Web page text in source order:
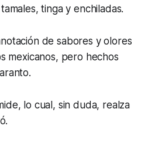
tinga y enchiladas.
de sabores y olores
mexicanos, pero hechos
lo cual, sin duda, realza